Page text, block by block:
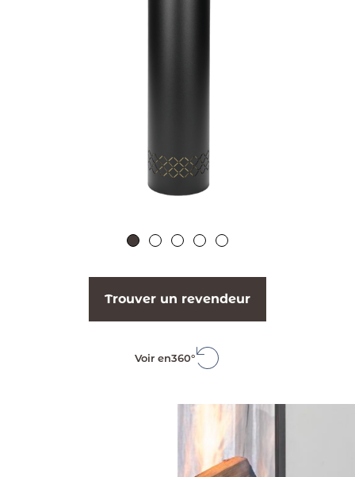
Trouver un revendeur
Voir en360°